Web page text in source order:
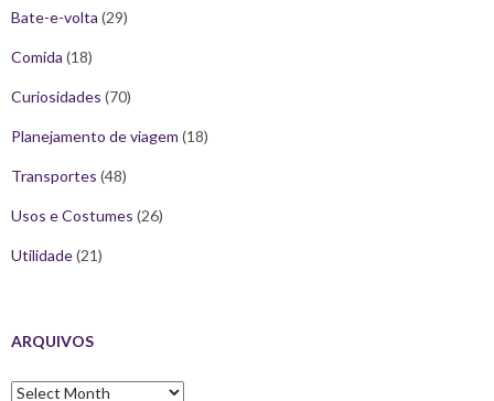
Bate-e-volta (29)
Comida (18)
Curiosidades (70)
Planejamento de viagem (18)
Transportes (48)
Usos e Costumes (26)
Utilidade(21)
ARQUIVOS
Arquivos